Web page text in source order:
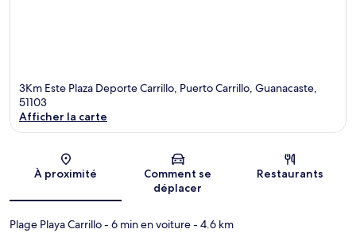
3Km Este Plaza Deporte Carrillo, Puerto Carrillo, Guanacaste,
51103
Afficher la carte
À proximité
Comment se
déplacer
Restaurants
Plage Playa Carrillo- 6 min en voiture- 4.6 km